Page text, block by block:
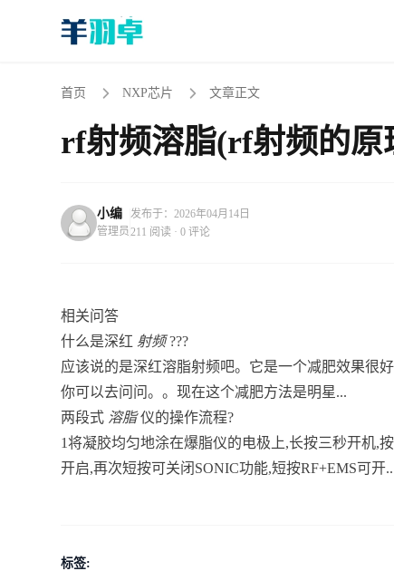
首页 NXP芯片 文章正文
rf射频溶脂(rf射频的原
小编
管理员
发布于：2026年04月14日
211 阅读 · 0 评论
相关问答
什么是深红 射频???
应该说的是深红溶脂射频吧。它是一个减肥效果很
你可以去问问。。现在这个减肥方法是明星...
两段式 溶脂仪的操作流程?
1将凝胶均匀地涂在爆脂仪的电极上,长按三秒开机,
开启,再次短按可关闭SONIC功能,短按RF+EMS可开
标签: